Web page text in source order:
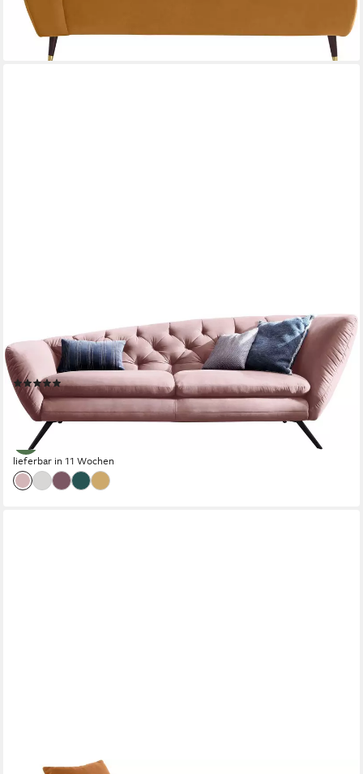
lieferbar in 6 Wochen
HOME AFFAIRE
Recamiere Beatrice, bequem und zeitlos elegant, Breite 223cm,
Recamiere links oder rechts, passend zur "Beatrice"-Serie
(1)
1.699,99 € UVP2.499,00 €
-32%
lieferbar in 11 Wochen